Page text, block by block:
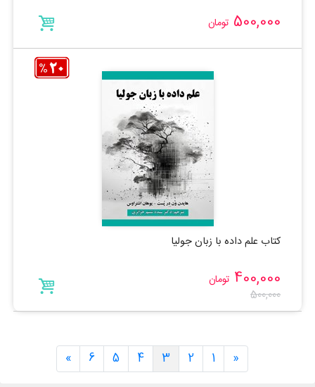
500,000 تومان
کتاب علم داده با زبان جولیا
400,000 تومان
500,000
«
1
2
3
4
5
6
»